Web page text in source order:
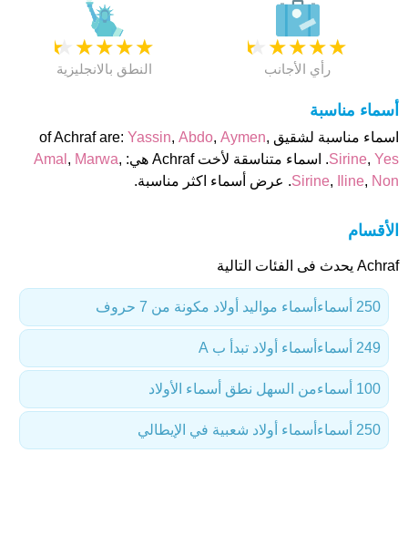
★
★
★
★
★
النطق بالانجليزية
★
★
★
★
★
رأي الأجانب
أسماء مناسبة
اسماء مناسبة لشقيق of Achraf are: Yassin, Abdo, Aymen,
Sirine, Yes . اسماء متناسقة لأخت Achraf هي: Amal , Marwa,
Sirine, Iline, Non . عرض أسماء اكثر مناسبة.
الأقسام
Achraf يحدث فى الفئات التالية
أسماء مواليد أولاد مكونة من 7 حروف 250 أسماء
أسماء أولاد تبدأ ب A 249 أسماء
من السهل نطق أسماء الأولاد 100 أسماء
أسماء أولاد شعبية في الإيطالي 250 أسماء